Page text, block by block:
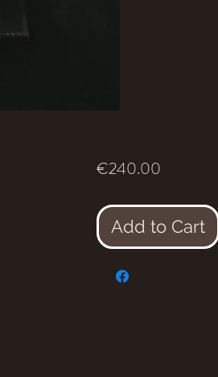
€240.00Price
Add to Cart